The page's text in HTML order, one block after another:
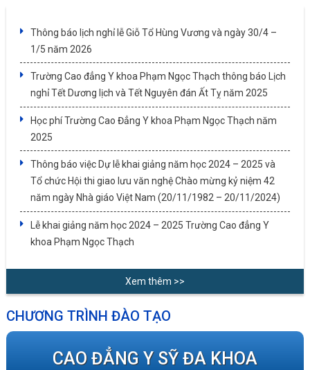
Thông báo lịch nghỉ lễ Giỗ Tổ Hùng Vương và ngày 30/4 –
1/5 năm 2026
Trường Cao đẳng Y khoa Phạm Ngọc Thạch thông báo Lịch
nghỉ Tết Dương lịch và Tết Nguyên đán Ất Tỵ năm 2025
Học phí Trường Cao Đẳng Y khoa Phạm Ngọc Thạch năm
2025
Thông báo việc Dự lễ khai giảng năm học 2024 – 2025 và
Tổ chức Hội thi giao lưu văn nghệ Chào mừng kỷ niệm 42
năm ngày Nhà giáo Việt Nam (20/11/1982 – 20/11/2024)
Lễ khai giảng năm học 2024 – 2025 Trường Cao đẳng Y
khoa Phạm Ngọc Thạch
Xem thêm >>
CHƯƠNG TRÌNH ĐÀO TẠO
CAO ĐẲNG Y SỸ ĐA KHOA